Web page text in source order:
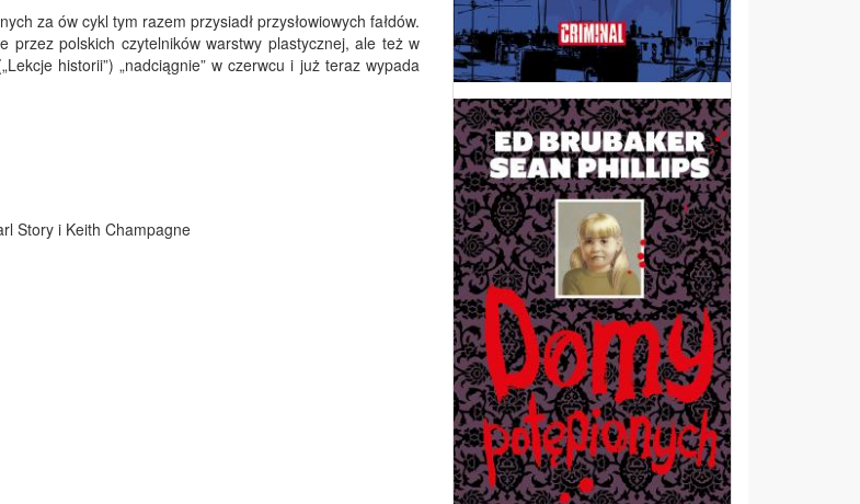
za ów cykl tym razem przysiadł przysłowiowych fałdów.
polskich czytelników warstwy plastycznej, ale też w
historii”) „nadciągnie” w czerwcu i już teraz wypada
Story i Keith Champagne